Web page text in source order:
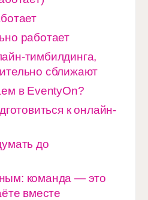
работает
тимбилдинга,
сближают
в EventyOn?
к онлайн-
до
команда — это
вместе